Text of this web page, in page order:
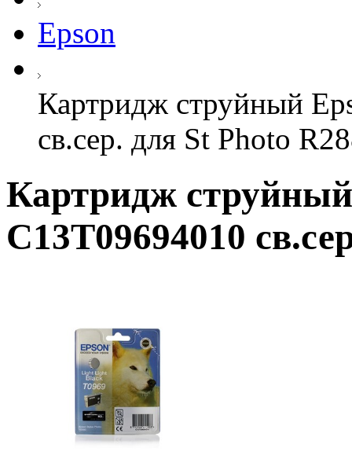
Epson
Картридж струйный
св.сер. для St Photo
Картридж
C13T09694010